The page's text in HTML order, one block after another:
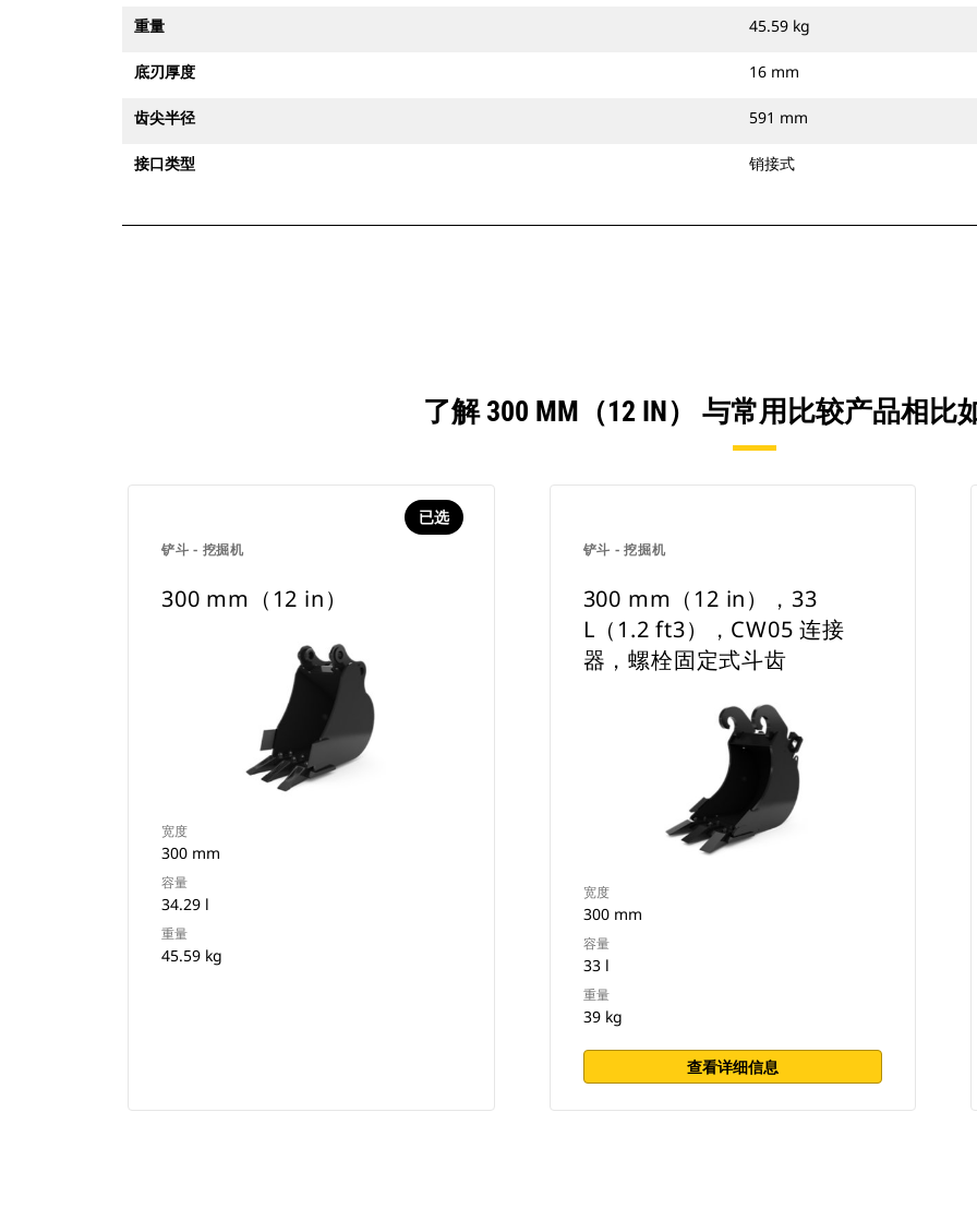
重量 45.59 kg
底刃厚度 16 mm
齿尖半径 591 mm
接口类型 销接式
了解 300 MM（12 IN） 与常用比较产品相比
铲斗 - 挖掘机
已选
300 mm（12 in）
宽度
300 mm
容量
34.29 l
重量
45.59 kg
铲斗 - 挖掘机
300 mm（12 in），33
L（1.2 ft3），CW05 连接
器，螺栓固定式斗齿
宽度
300 mm
容量
33 l
重量
39 kg
查看详细信息